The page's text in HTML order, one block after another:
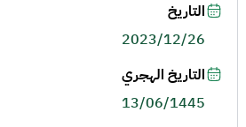
التاريخ
2023/12/26
التاريخ الهجري
13/06/1445